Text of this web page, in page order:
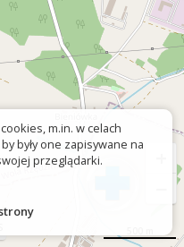
m.in. w celach
były one zapisywane na
przeglądarki.